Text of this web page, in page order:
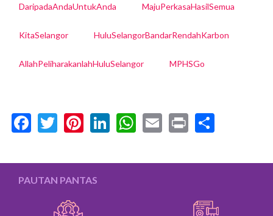
DaripadaAndaUntukAnda MajuPerkasaHasilSemua
KitaSelangor HuluSelangorBandarRendahKarbon
AllahPeliharakanlahHuluSelangor MPHSGo
Facebook
Twitter
Pinterest
LinkedIn
WhatsApp
Email
Print
PAUTAN PANTAS